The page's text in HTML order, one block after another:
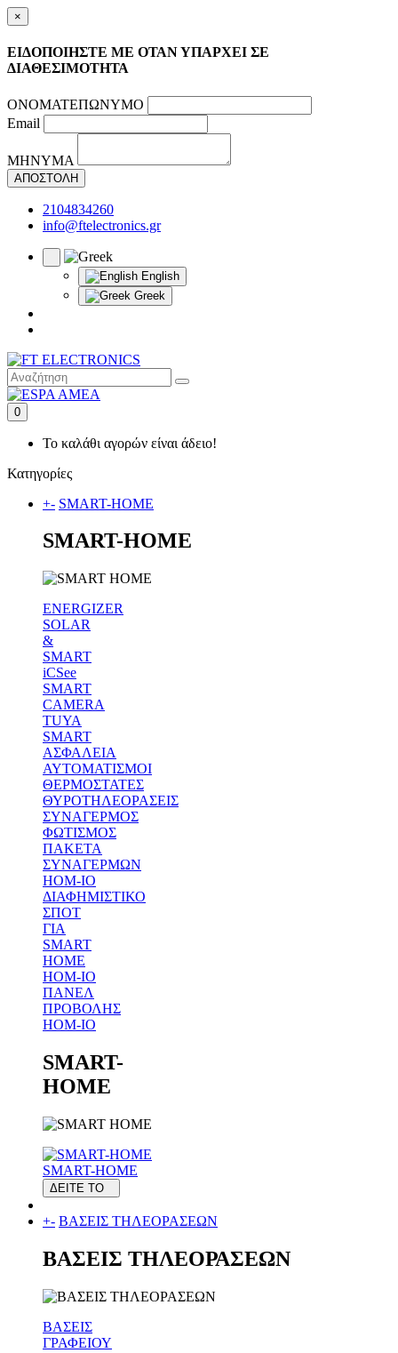
×
ΕΙΔΟΠΟΙΗΣΤΕ ΜΕ ΟΤΑΝ ΥΠΑΡΧΕΙ ΣΕ
ΔΙΑΘΕΣΙΜΟΤΗΤΑ
ΟΝΟΜΑΤΕΠΩΝΥΜΟ
Email
ΜΗΝΥΜΑ
ΑΠΟΣΤΟΛΗ
2104834260
info@ftelectronics.gr
English
Greek
0
Το καλάθι αγορών είναι άδειο!
Κατηγορίες
+- SMART-HOME
SMART-HOME
ENERGIZER
SOLAR
&
SMART
iCSee
SMART
CAMERA
TUYA
SMART
ΑΣΦΑΛΕΙΑ
ΑΥΤΟΜΑΤΙΣΜΟΙ
ΘΕΡΜΟΣΤΑΤΕΣ
ΘΥΡΟΤΗΛΕΟΡΑΣΕΙΣ
ΣΥΝΑΓΕΡΜΟΣ
ΦΩΤΙΣΜΟΣ
ΠΑΚΕΤΑ
ΣΥΝΑΓΕΡΜΩΝ
HOM-IO
ΔΙΑΦΗΜΙΣΤΙΚΟ
ΣΠΟΤ
ΓΙΑ
SMART
HOME
HOM-IO
ΠΑΝΕΛ
ΠΡΟΒΟΛΗΣ
HOM-IO
SMART-
HOME
SMART-HOME
ΔΕΙΤΕ ΤΟ
+- ΒΑΣΕΙΣ ΤΗΛΕΟΡΑΣΕΩΝ
ΒΑΣΕΙΣ ΤΗΛΕΟΡΑΣΕΩΝ
ΒΑΣΕΙΣ
ΓΡΑΦΕΙΟΥ